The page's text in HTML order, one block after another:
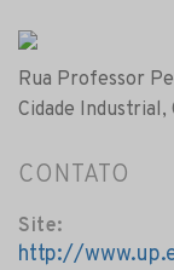
Rua Professor
Cidade
CONTATO
Site:
http://